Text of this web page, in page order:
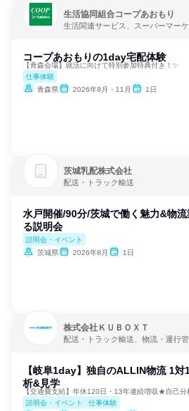
生活協同組合コープあおもり
生活関連サービス、スーパーマー
コープあおもりの1day宅配体験
【青森会場】就活に向けて特別参加特典付き！✨
仕事体験
青森県
2026年8月・11月 1日
茨城乳配株式会社
配送・トラック輸送
水戸開催/90分/茨城で働く魅力&物
る説明会
説明会・イベント
茨城県
2026年8月 1日
株式会社ＫＵＢＯＸＴ
配送・トラック輸送、物流・運行
【岐阜1day】独自のALLIN物流 1対
析&見学
【交通費支給】年休120日・13年連続増収★自己分
説明会・イベント
仕事体験